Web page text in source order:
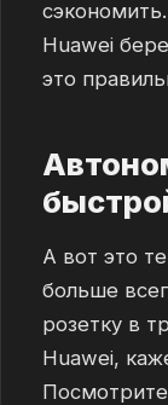
Huawei
это
А вот это
больше
розетку в
Huawei,